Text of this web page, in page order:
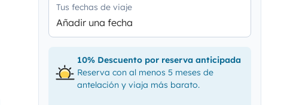
Tus fechas de viaje
Añadir una fecha
10% Descuento por reserva anticipada
Reserva con al menos 5 meses de
antelación y viaja más barato.